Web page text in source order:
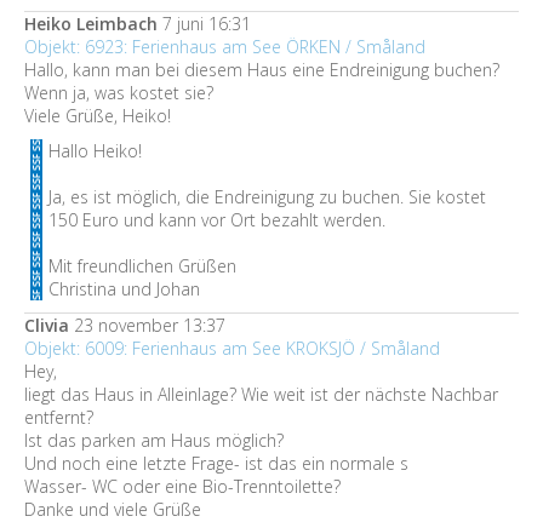
Heiko Leimbach 7 juni 16:31
Objekt: 6923: Ferienhaus am See ÖRKEN / Småland
Hallo, kann man bei diesem Haus eine Endreinigung buchen?
Wenn ja, was kostet sie?
Viele Grüße, Heiko!
Hallo Heiko!
Ja, es ist möglich, die Endreinigung zu buchen. Sie kostet
150 Euro und kann vor Ort bezahlt werden.
Mit freundlichen Grüßen
Christina und Johan
Clivia 23 november 13:37
Objekt: 6009: Ferienhaus am See KROKSJÖ / Småland
Hey,
liegt das Haus in Alleinlage? Wie weit ist der nächste Nachbar
entfernt?
Ist das parken am Haus möglich?
Und noch eine letzte Frage- ist das ein normale s
Wasser- WC oder eine Bio-Trenntoilette?
Danke und viele Grüße